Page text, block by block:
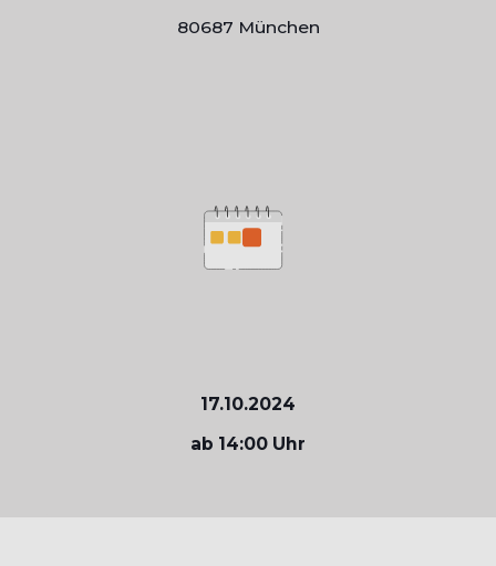
80687 München
17.10.2024
ab 14:00 Uhr